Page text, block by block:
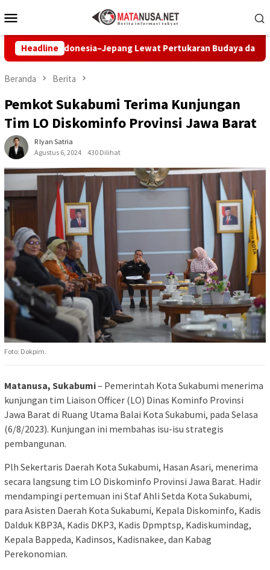
ke
Mobile
Headline
Indonesia–Jepang Lewat Pertukaran Budaya dan Aksi Peduli
Beranda Berita
Pemkot Sukabumi Terima Kunjungan
Tim LO Diskominfo Provinsi Jawa Barat
R Iyan Satria
Agustus 6, 2024
430 Dilihat
Foto: Dokpim.
Matanusa, Sukabumi– Pemerintah Kota Sukabumi menerima
kunjungan tim Liaison Officer (LO) Dinas Kominfo Provinsi
Jawa Barat di Ruang Utama Balai Kota Sukabumi, pada Selasa
(6/8/2023). Kunjungan ini membahas isu-isu strategis
pembangunan.
Plh Sekertaris Daerah Kota Sukabumi, Hasan Asari, menerima
secara langsung tim LO Diskominfo Provinsi Jawa Barat. Hadir
mendampingi pertemuan ini Staf Ahli Setda Kota Sukabumi,
para Asisten Daerah Kota Sukabumi, Kepala Diskominfo, Kadis
Dalduk KBP3A, Kadis DKP3, Kadis Dpmptsp, Kadiskumindag,
Kepala Bappeda, Kadinsos, Kadisnakee, dan Kabag
Perekonomian.